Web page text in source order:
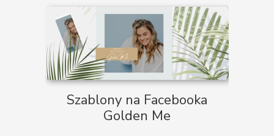
Szablony na Facebooka
Golden Me